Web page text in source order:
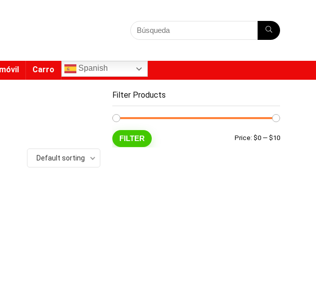
Carro Spanish
Default sorting
Filter Products
Min
Max
FILTER Price: $0 — $10